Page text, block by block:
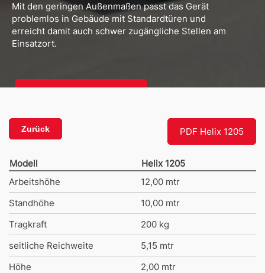
Mit den geringen Außenmaßen passt das Gerät
problemlos in Gebäude mit Standardtüren und
erreicht damit auch schwer zugängliche Stellen am
Einsatzort.
Zurück PDF Helix 1205
Modell
Helix 1205
Arbeitshöhe
12,00 mtr
Standhöhe
10,00 mtr
Tragkraft
200 kg
seitliche Reichweite
5,15 mtr
Höhe
2,00 mtr